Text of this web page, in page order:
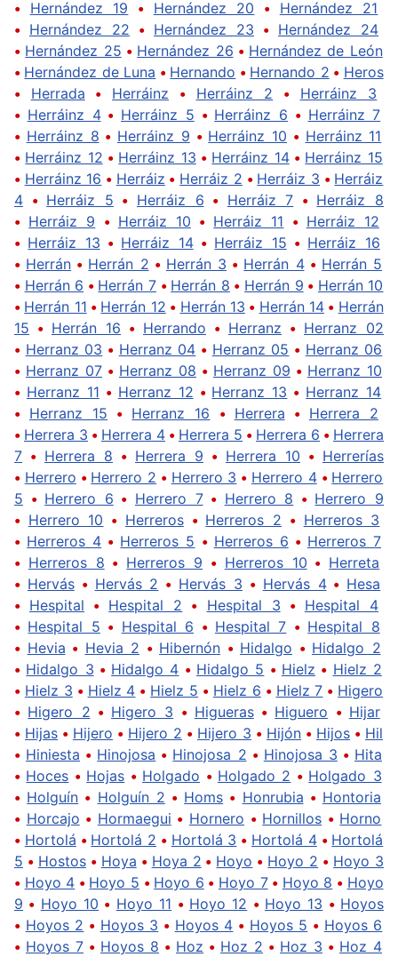
• Hernández 19 • Hernández 20 • Hernández 21
• Hernández 22 • Hernández 23 • Hernández 24
• Hernández 25 • Hernández 26 • Hernández de León
• Hernández de Luna • Hernando • Hernando 2 • Heros
• Herrada • Herráinz • Herráinz 2 • Herráinz 3
• Herráinz 4• Herráinz 5 • Herráinz 6 • Herráinz 7
• Herráinz 8 • Herráinz 9 • Herráinz 10 • Herráinz 11
• Herráinz 12 • Herráinz 13 • Herráinz 14• Herráinz 15
• Herráinz 16 • Herráiz • Herráiz 2 • Herráiz 3 • Herráiz
4 • Herráiz 5 • Herráiz 6 • Herráiz 7 • Herráiz 8
• Herráiz 9 • Herráiz 10 • Herráiz 11 • Herráiz 12
• Herráiz 13 • Herráiz 14• Herráiz 15 • Herráiz 16
• Herrán • Herrán 2 • Herrán 3 • Herrán 4• Herrán 5
• Herrán 6 • Herrán 7 • Herrán 8 • Herrán 9 • Herrán 10
• Herrán 11 • Herrán 12 • Herrán 13 • Herrán 14• Herrán
15 • Herrán 16 • Herrando • Herranz • Herranz 02
• Herranz 03 • Herranz 04 • Herranz 05 • Herranz 06
• Herranz 07 • Herranz 08 • Herranz 09 • Herranz 10
• Herranz 11 • Herranz 12 • Herranz 13 • Herranz 14
• Herranz 15 • Herranz 16 • Herrera • Herrera 2
• Herrera 3 • Herrera 4 • Herrera 5 • Herrera 6 • Herrera
7 • Herrera 8 • Herrera 9 • Herrera 10 • Herrerías
• Herrero • Herrero 2 • Herrero 3 • Herrero 4• Herrero
5 • Herrero 6 • Herrero 7• Herrero 8 • Herrero 9
• Herrero 10 • Herreros• Herreros 2 • Herreros 3
• Herreros 4 • Herreros 5 • Herreros 6 • Herreros 7
• Herreros 8 • Herreros 9 • Herreros 10 • Herreta
• Hervás• Hervás 2 • Hervás 3 • Hervás 4• Hesa
• Hespital • Hespital 2 • Hespital 3 • Hespital 4
• Hespital 5 • Hespital 6 • Hespital 7 • Hespital 8
• Hevia • Hevia 2 • Hibernón • Hidalgo • Hidalgo 2
• Hidalgo 3 • Hidalgo 4 • Hidalgo 5 • Hielz • Hielz 2
• Hielz 3 • Hielz 4 • Hielz 5 • Hielz 6 • Hielz 7 • Higero
• Higero 2 • Higero 3 • Higueras• Higuero • Hijar
• Hijas • Hijero • Hijero 2 • Hijero 3 • Hijón • Hijos • Hil
• Hiniesta • Hinojosa • Hinojosa 2 • Hinojosa 3 • Hita
• Hoces • Hojas • Holgado • Holgado 2 • Holgado 3
• Holguín • Holguín 2 • Homs • Honrubia • Hontoria
• Horcajo • Hormaegui • Hornero • Hornillos • Horno
• Hortolá • Hortolá 2 • Hortolá 3 • Hortolá 4• Hortolá
5 • Hostos• Hoya • Hoya 2 • Hoyo • Hoyo 2 • Hoyo 3
• Hoyo 4 • Hoyo 5 • Hoyo 6 • Hoyo 7• Hoyo 8 • Hoyo
9 • Hoyo 10 • Hoyo 11 • Hoyo 12 • Hoyo 13 • Hoyos
• Hoyos 2 • Hoyos 3 • Hoyos 4 • Hoyos 5 • Hoyos 6
• Hoyos 7 • Hoyos 8 • Hoz • Hoz 2 • Hoz 3 • Hoz 4